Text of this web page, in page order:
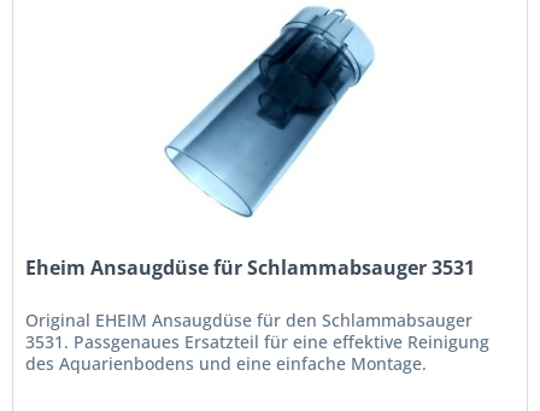
Eheim Ansaugdüse für Schlammabsauger 3531
Original EHEIM Ansaugdüse für den Schlammabsauger
3531. Passgenaues Ersatzteil für eine effektive Reinigung
des Aquarienbodens und eine einfache Montage.